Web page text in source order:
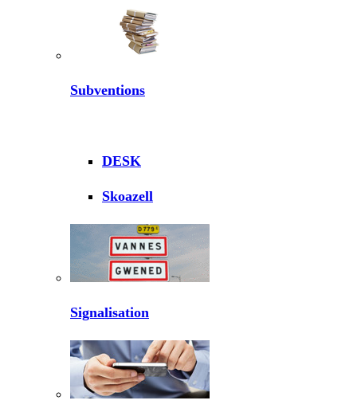
Subventions
DESK
Skoazell
Signalisation